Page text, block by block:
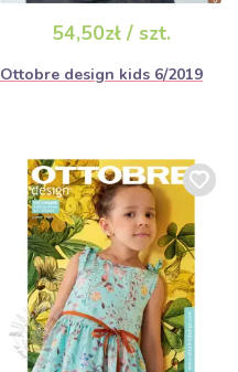
54,50zł / szt.
Ottobre design kids 6/2019